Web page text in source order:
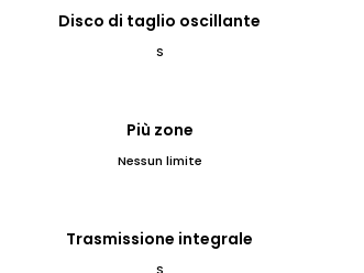
Disco di taglio oscillante
S
Più zone
Nessun limite
Trasmissione integrale
S